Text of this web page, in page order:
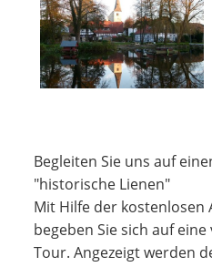
Begleiten Sie uns auf
"historische Lienen"
Mit Hilfe der kostenlosen
begeben Sie sich auf
Tour. Angezeigt werden